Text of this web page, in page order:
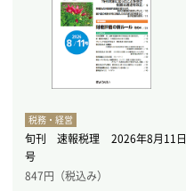
税務・経営
旬刊 速報税理 2026年8月11日
号
847円（税込み）